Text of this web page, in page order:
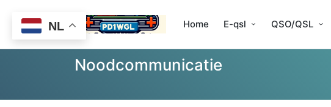
Home E-qsl QSO/QSL
Noodcommunicatie
NL